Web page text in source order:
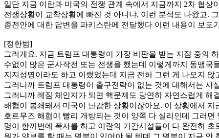
일단 지금 이란과 미국의 전쟁 관계 속에서 지금까지 2차 협
전쟁상황이 교착상황에 빠진 것 아니냐, 이런 분석도 나왔고.
종전안에 대한 답변을 파키스탄에 전달했다 이런 내용이 보
[정한범]
그러게요. 지금 트럼프 대통령이 가장 비판을 받는 지점 중의
수없이 많은 군사작전 또는 전쟁을 했는데 이렇게까지 동맹
지지성명이라도 하고 이랬었는데 지금 전혀 그런 게 나오지
그러니까 트럼프 대통령이 출구전략이 없는 것에 대해서는
그러니까 레짐 체인지가 되면 핵문제도 당연히 자연스럽게
해협이 봉쇄돼서 미국이 난감한 상황이잖아요. 이 상황에서
호르무즈 해협이 빨리 개방되는 것이 양쪽 다 실리인데 그러
명이 한꺼번에 폭사를 하고 이란의 기간시설들이 다 완전히
뭔가 양보를 할 때는 명분이 있어야 될 텐데 그 명분이 지금